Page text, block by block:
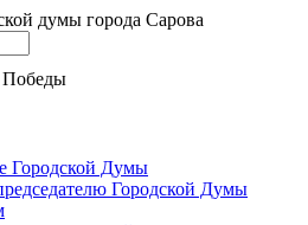
думы города Сарова
Городской Думы
Городской Думы